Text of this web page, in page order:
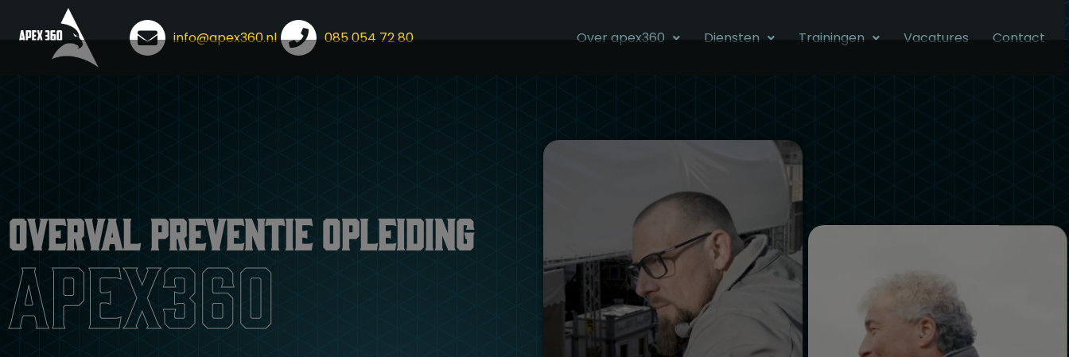
info@apex360.nl 085 054 72 80 Over apex360 Diensten Trainingen Vacatures Contact
Overval preventie opleiding
apex360